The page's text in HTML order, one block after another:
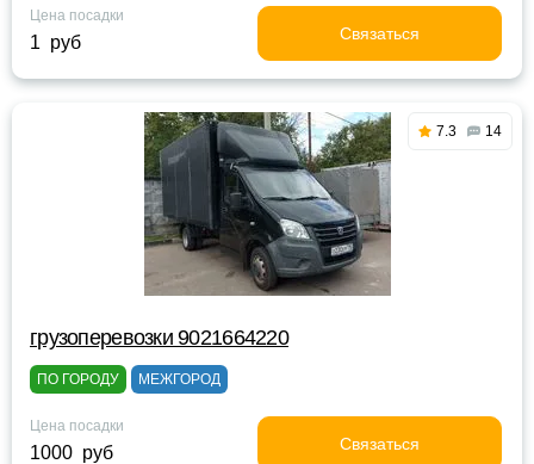
Цена посадки
1 руб Связаться
7.3 14
грузоперевозки 9021664220
ПО ГОРОДУ МЕЖГОРОД
Цена посадки
1000 руб Связаться